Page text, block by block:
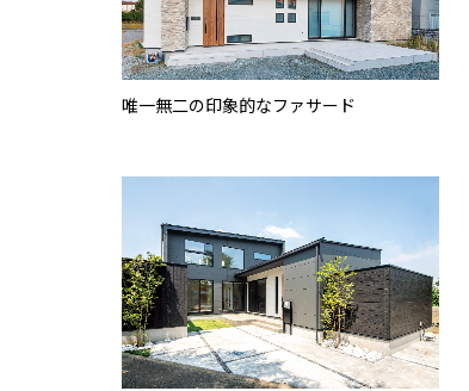
唯一無二の印象的なファサード